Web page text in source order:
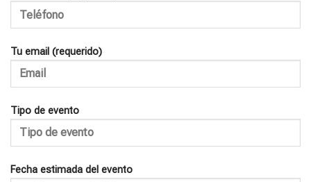
Tu email (requerido)
Tipo de evento
Fecha estimada del evento